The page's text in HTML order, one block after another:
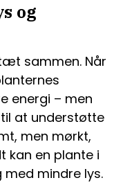
og
sammen. Når
energi – men
at understøtte
men mørkt,
kan en plante i
med mindre lys.